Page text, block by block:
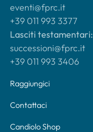
eventi@fprc.it
+39 011 993 3377
Lasciti testamentari:
successioni@fprc.it
+39 011 993 3406
Raggiungici
Contattaci
Candiolo Shop